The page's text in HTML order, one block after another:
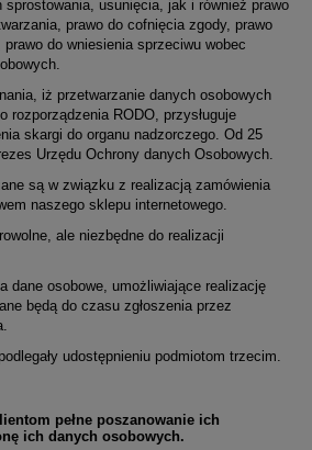
sprostowania, usunięcia, jak i również prawo
prawo do cofnięcia zgody, prawo
do wniesienia sprzeciwu wobec
iż przetwarzanie danych osobowych
rozporządzenia RODO, przysługuje
skargi do organu nadzorczego. Od 25
Urzędu Ochrony danych Osobowych.
są w związku z realizacją zamówienia
naszego sklepu internetowego.
ale niezbędne do realizacji
dane osobowe, umożliwiające realizację
będą do czasu zgłoszenia przez
udostępnieniu podmiotom trzecim.
pełne poszanowanie ich
ich danych osobowych.